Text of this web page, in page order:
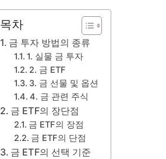
목차
금 투자 방법의 종류
1. 실물 금 투자
2. 금 ETF
3. 금 선물 및 옵션
4. 금 관련 주식
금 ETF의 장단점
금 ETF의 장점
금 ETF의 단점
금 ETF의 선택 기준